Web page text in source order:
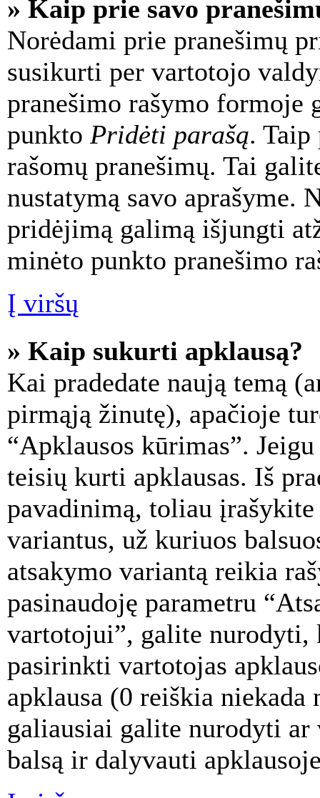
» Kaip prie savo
Norėdami prie pranešimų
susikurti per vartotojo
pranešimo rašymo formoje
punkto Pridėti parašą. Taip
rašomų pranešimų. Tai
nustatymą savo aprašyme.
pridėjimą galimą išjungti
minėto punkto pranešimo
Į viršų
» Kaip sukurti apklausą?
Kai pradedate naują temą
pirmąją žinutę), apačioje
“Apklausos kūrimas”.
teisių kurti apklausas. Iš
pavadinimą, toliau įrašykite
variantus, už kuriuos
atsakymo variantą reikia
pasinaudoję parametru
vartotojui”, galite nurodyti,
pasirinkti vartotojas
apklausa (0 reiškia
galiausiai galite nurodyti ar
balsą ir dalyvauti